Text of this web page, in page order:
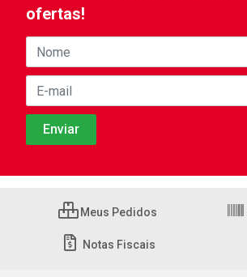
ofertas!
Meus Pedidos
Notas Fiscais